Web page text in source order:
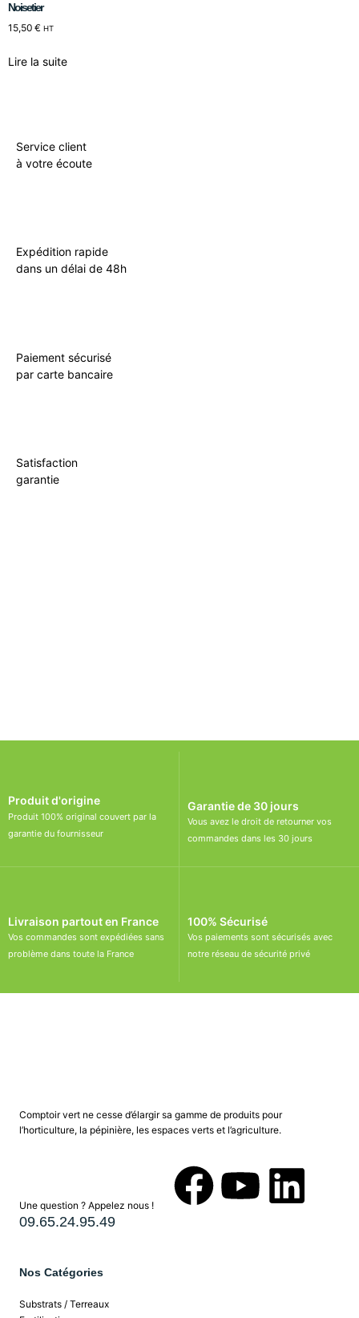
Service client
à votre écoute
Expédition rapide
dans un délai de 48h
Paiement sécurisé
par carte bancaire
Satisfaction
garantie
Noisetier
15,50 € HT
Lire la suite
Produit d'origine
Produit 100% original couvert par la
garantie du fournisseur
Garantie de 30 jours
Vous avez le droit de retourner vos
commandes dans les 30 jours
Livraison partout en France
Vos commandes sont expédiées sans
problème dans toute la France
100% Sécurisé
Vos paiements sont sécurisés avec
notre réseau de sécurité privé
Comptoir vert ne cesse d’élargir sa gamme de produits pour
l’horticulture, la pépinière, les espaces verts et l’agriculture.
Une question ? Appelez nous !
09.65.24.95.49
Nos Catégories
Substrats / Terreaux